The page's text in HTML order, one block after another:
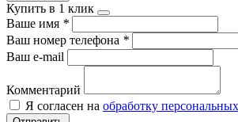
Купить в 1 клик
Ваше имя *
Ваш номер телефона *
Ваш e-mail
Комментарий
Я согласен на обработку